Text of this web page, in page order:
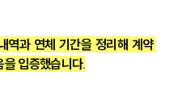
역과 연체 기간을 정리해 계약
입증했습니다.